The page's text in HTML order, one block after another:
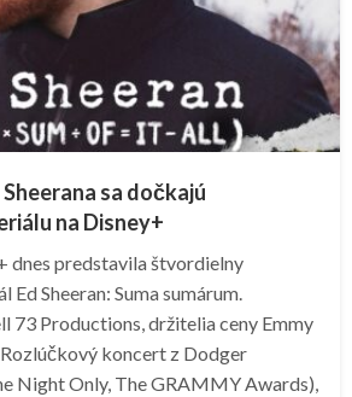
sa dočkajú
na Disney+
dnes predstavila štvordielny
Ed Sheeran: Suma sumárum.
73 Productions, držitelia ceny Emmy
koncert z Dodger
Night Only, The GRAMMY Awards),